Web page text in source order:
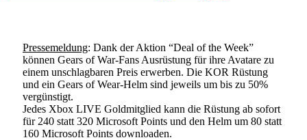
Pressemeldung: Dank der Aktion “Deal of the Week”
können Gears of War-Fans Ausrüstung für ihre Avatare zu
einem unschlagbaren Preis erwerben. Die KOR Rüstung
und ein Gears of Wear-Helm sind jeweils um bis zu 50%
vergünstigt.
Jedes Xbox LIVE Goldmitglied kann die Rüstung ab sofort
für 240 statt 320 Microsoft Points und den Helm um 80 statt
160 Microsoft Points downloaden.